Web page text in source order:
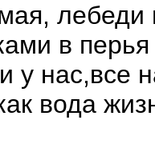
лебеди
в
у нас,все
вода